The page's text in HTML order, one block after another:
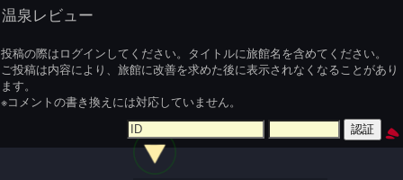
温泉レビュー
投稿の際はログインしてください。タイトルに旅館名を含めてください。
ご投稿は内容により、旅館に改善を求めた後に表示されなくなることがあり
ます。
※コメントの書き換えには対応していません。